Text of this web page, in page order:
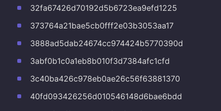
32fa67426d70192d5b6723ea9efd1225
373764a21bae5cb0fff2e03b3053aa17
3888ad5dab24674cc974424b5770390d
3abf0b1c0a1eb8b010f3d7384afc1cfd
3c40ba426c978eb0ae26c56f63881370
40fd093426256d010546148d6bae6bdd